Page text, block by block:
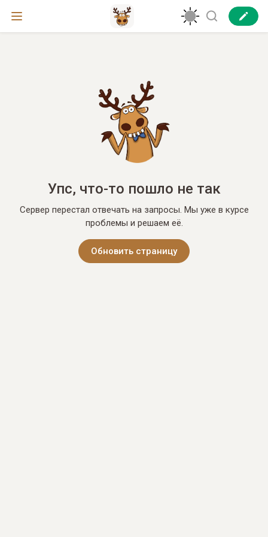
Упс, что-то пошло не так
Сервер перестал отвечать на запросы. Мы уже в курсе
проблемы и решаем её.
Обновить страницу